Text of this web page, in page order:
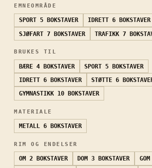
EMNEOMRÅDE
SPORT 5 BOKSTAVER IDRETT 6 BOKSTAVER
SJØFART 7 BOKSTAVER TRAFIKK 7
BRUKES TIL
BÆRE 4 BOKSTAVER SPORT 5 BOKSTAVER
IDRETT 6 BOKSTAVER STØTTE 6
GYMNASTIKK 10 BOKSTAVER
MATERIALE
METALL 6 BOKSTAVER
RIM OG ENDELSER
OM 2 BOKSTAVER DOM 3 BOKSTAVER GOM